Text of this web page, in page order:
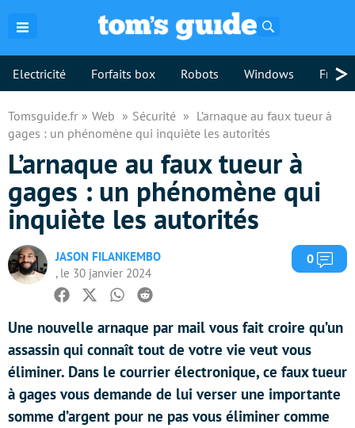
Electricité Forfaits box Robots Windows >
Tomsguide.fr Web Sécurité
L’arnaque au faux tueur à
gages : un phénomène qui inquiète les autorités
L’arnaque au faux tueur à
gages : un phénomène qui
inquiète les autorités
JASON FILANKEMBO
, le 30 janvier 2024
0
Facebook
TwitterWhatsapp
Reddit
Une nouvelle arnaque par mail vous fait croire qu’un
assassin qui connaît tout de votre vie veut vous
éliminer. Dans le courrier électronique, ce faux tueur
à gages vous demande de lui verser une importante
somme d’argent pour ne pas vous éliminer comme